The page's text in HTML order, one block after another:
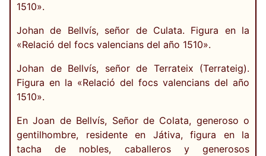
1510».
Johan de Bellvís, señor de Culata. Figura en la
«Relació del focs valencians del año 1510».
Johan de Bellvís, señor de Terrateix (Terrateig).
Figura en la «Relació del focs valencians del año
1510».
En Joan de Bellvís, Señor de Colata, generoso o
gentilhombre, residente en Játiva, figura en la
tacha de nobles, caballeros y generosos